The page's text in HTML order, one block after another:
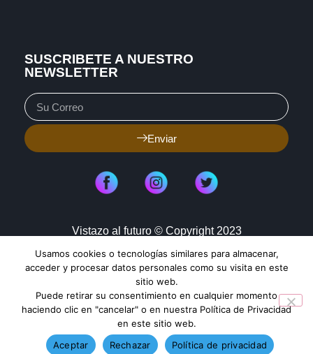
SUSCRIBETE A NUESTRO
NEWSLETTER
Enviar
Vistazo al futuro © Copyright 2023
Aviso de Privacidad
Política de Cookies
Mapa de Sitio
TENDENCIAS HOY
Usamos cookies o tecnologías similares para almacenar,
acceder y procesar datos personales como su visita en este
sitio web.
Puede retirar su consentimiento en cualquier momento
haciendo clic en "cancelar" o en nuestra Política de Privacidad
en este sitio web.
Aceptar
Rechazar Política de privacidad